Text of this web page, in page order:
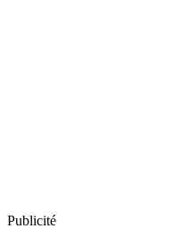
Publicité